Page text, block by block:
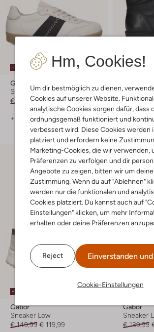
Hm, Cookies!
Um dir bestmöglich zu dienen,
Cookies auf unserer Website.
analytische Cookies sorgen dafür, dass
ordnungsgemäß funktioniert und
verbessert wird. Diese Cookies werden
platziert und erfordern keine
Marketing-Cookies, die wir verwenden,
Präferenzen zu verfolgen und dir
Angebote zu zeigen, bitten wir um deine
Zustimmung. Wenn du auf "Ablehnen"
werden nur die funktionalen und
Cookies platziert. Du kannst auch auf
Einstellungen" klicken, um mehr
erhalten oder deine Präferenzen
Reject Einverstanden
Cookie-Einstellungen
-30%
Gabor
Sneaker Low
€ 129,99 € 90,99
+ mehr farben
-30%
Ankle
€ 139,99
+ mehr
-20%
Gabor
Sneaker Low
€ 149,99 € 119,99
Gabor
Sneaker
€ 139,99